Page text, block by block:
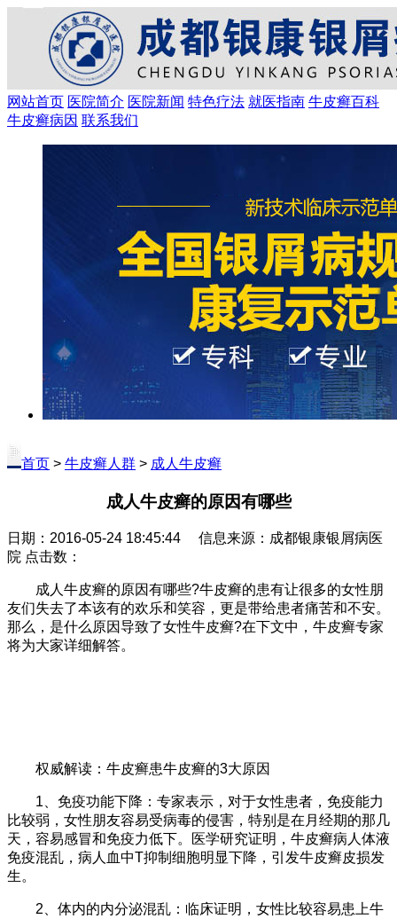
网站首页 医院简介 医院新闻 特色疗法 就医指南 牛皮癣百科
牛皮癣病因 联系我们
首页 > 牛皮癣人群 > 成人牛皮癣
成人牛皮癣的原因有哪些
日期：2016-05-24 18:45:44 信息来源：成都银康银屑病医
院 点击数：
成人牛皮癣的原因有哪些?牛皮癣的患有让很多的女性朋
友们失去了本该有的欢乐和笑容，更是带给患者痛苦和不安。
那么，是什么原因导致了女性牛皮癣?在下文中，牛皮癣专家
将为大家详细解答。
权威解读：牛皮癣患牛皮癣的3大原因
1、免疫功能下降：专家表示，对于女性患者，免疫能力
比较弱，女性朋友容易受病毒的侵害，特别是在月经期的那几
天，容易感冒和免疫力低下。医学研究证明，牛皮癣病人体液
免疫混乱，病人血中T抑制细胞明显下降，引发牛皮癣皮损发
生。
2、体内的内分泌混乱：临床证明，女性比较容易患上牛